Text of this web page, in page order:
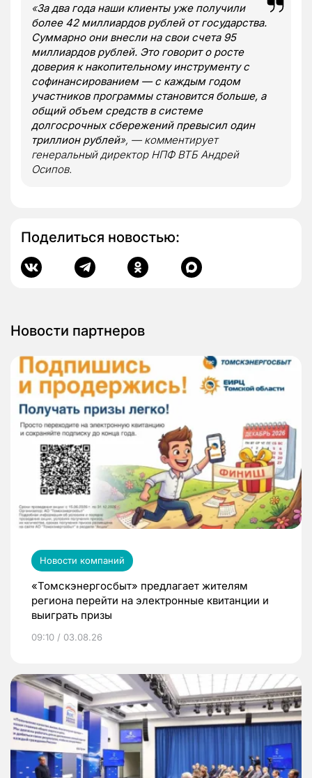
«За два года наши клиенты уже получили
более 42 миллиардов рублей от государства.
Суммарно они внесли на свои счета 95
миллиардов рублей. Это говорит о росте
доверия к накопительному инструменту с
софинансированием — с каждым годом
участников программы становится больше, а
общий объем средств в системе
долгосрочных сбережений превысил один
триллион рублей», — комментирует
генеральный директор НПФ ВТБ Андрей
Осипов.
Поделиться новостью:
Новости партнеров
Новости компаний
«Томскэнергосбыт» предлагает жителям
региона перейти на электронные квитанции и
выиграть призы
09:10 / 03.08.26